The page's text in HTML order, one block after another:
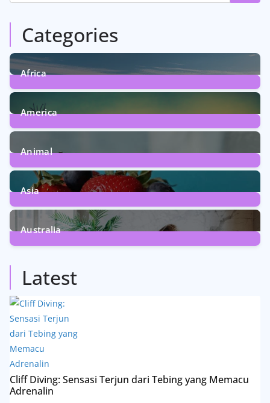
Categories
Africa
6Posts
America
5Posts
Animal
13Posts
Asia
5Posts
Australia
Latest
Cliff Diving: Sensasi Terjun dari Tebing yang Memacu
Adrenalin